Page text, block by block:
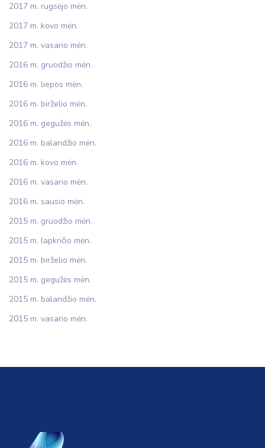
2017 m. rugsėjo mėn.
2017 m. kovo mėn.
2017 m. vasario mėn.
2016 m. gruodžio mėn.
2016 m. liepos mėn.
2016 m. birželio mėn.
2016 m. gegužės mėn.
2016 m. balandžio mėn.
2016 m. kovo mėn.
2016 m. vasario mėn.
2016 m. sausio mėn.
2015 m. gruodžio mėn.
2015 m. lapkričio mėn.
2015 m. birželio mėn.
2015 m. gegužės mėn.
2015 m. balandžio mėn.
2015 m. vasario mėn.